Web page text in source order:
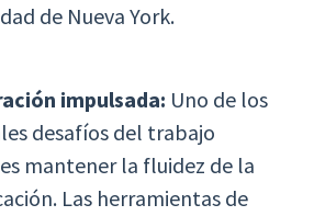
de Nueva York.
impulsada: Uno de los
desafíos del trabajo
mantener la fluidez de la
Las herramientas de